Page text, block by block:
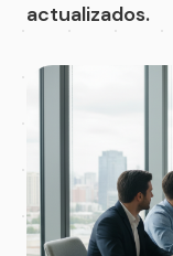
actualizados.